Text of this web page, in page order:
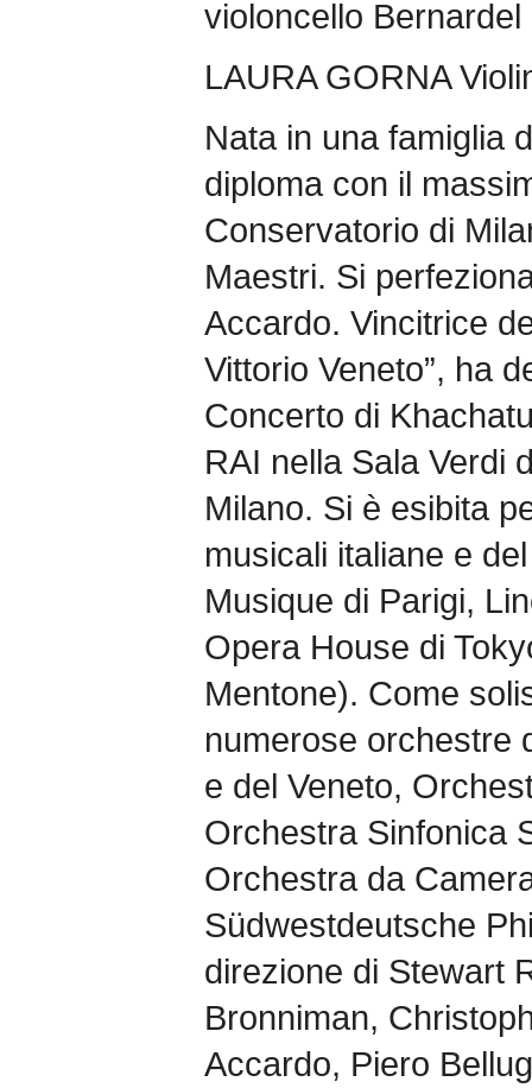
violoncello Bernardel
LAURA GORNA
Nata in una famiglia
diploma con il
Conservatorio di
Maestri. Si
Accardo. Vincitrice
Vittorio Veneto”, ha
Concerto di
RAI nella Sala Verdi
Milano. Si è esibita
musicali italiane e
Musique di Parigi,
Opera House di
Mentone). Come
numerose orchestre
e del Veneto,
Orchestra Sinfonica
Orchestra da
Südwestdeutsche
direzione di Stewart
Bronniman,
Accardo, Piero